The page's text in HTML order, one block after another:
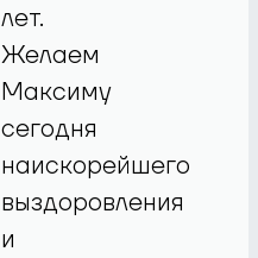
лет.
Желаем
Максиму
сегодня
наискорейшего
выздоровления
и